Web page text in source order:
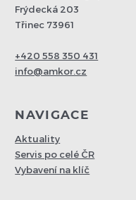
Frýdecká 203
Třinec 73961
+420 558 350 431
info@amkor.cz
NAVIGACE
Aktuality
Servis po celé ČR
Vybavení na klíč